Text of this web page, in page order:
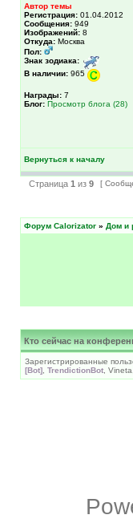
Автор темы
Регистрация: 01.04.2012
Сообщения: 949
Изображений: 8
Откуда: Москва
Пол:
Знак зодиака:
В наличии: 965
Награды: 7
Блог: Просмотр блога (28)
Вернуться к началу
Страница 1 из 9 [
Форум Calorizator » Дом и
Кто сейчас на
Зарегистрированные
[Bot] TrendictionBot , Vineta,